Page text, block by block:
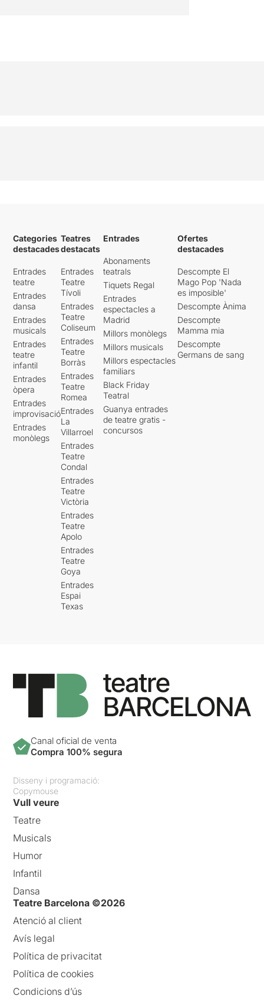
Categories
destacades
Entrades
teatre
Entrades
dansa
Entrades
musicals
Entrades
teatre
infantil
Entrades
òpera
Entrades
improvisació
Entrades
monòlegs
Teatres
destacats
Entrades
Teatre
Tívoli
Entrades
Teatre
Coliseum
Entrades
Teatre
Borràs
Entrades
Teatre
Romea
Entrades
La
Villarroel
Entrades
Teatre
Condal
Entrades
Teatre
Victòria
Entrades
Teatre
Apolo
Entrades
Teatre
Goya
Entrades
Espai
Texas
Entrades
Abonaments
teatrals
Tiquets Regal
Entrades
espectacles a
Madrid
Millors monòlegs
Millors musicals
Millors espectacles
familiars
Black Friday
Teatral
Guanya entrades
de teatre gratis -
concursos
Ofertes
destacades
Descompte El
Mago Pop 'Nada
es imposible'
Descompte Ànima
Descompte
Mamma mia
Descompte
Germans de sang
Canal oficial de venta
Compra 100% segura
Disseny i programació:
Copymouse
Vull veure
Teatre
Musicals
Humor
Infantil
Dansa
Teatre Barcelona ©2026
Atenció al client
Avís legal
Política de privacitat
Política de cookies
Condicions d’ús